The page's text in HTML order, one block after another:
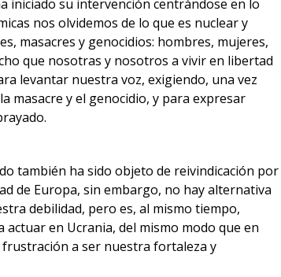
iniciado su intervención centrándose en lo
nos olvidemos de lo que es nuclear y
masacres y genocidios: hombres, mujeres,
que nosotras y nosotros a vivir en libertad
levantar nuestra voz, exigiendo, una vez
masacre y el genocidio, y para expresar
también ha sido objeto de reivindicación por
de Europa, sin embargo, no hay alternativa
debilidad, pero es, al mismo tiempo,
en Ucrania, del mismo modo que en
frustración a ser nuestra fortaleza y